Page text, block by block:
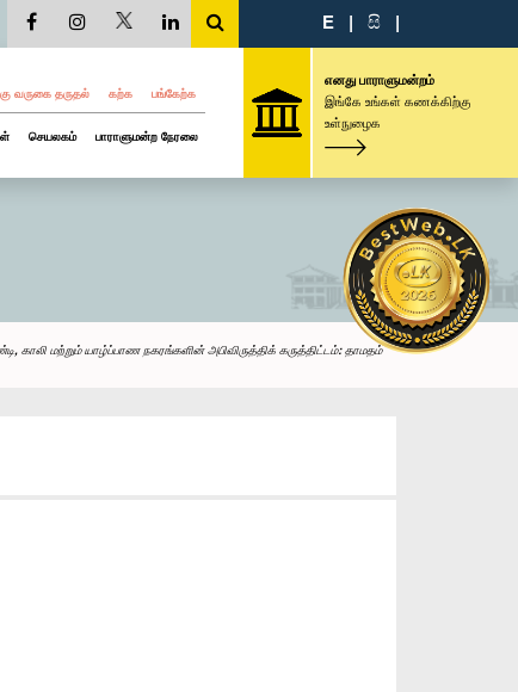
E | සි |
வருகை தருதல் கற்க பங்கேற்க
செயலகம் பாராளுமன்ற நேரலை
எனது பாராளுமன்றம்
இங்கே உங்கள் கணக்கிற்கு
உள்நுழைக
காலி மற்றும் யாழ்ப்பாண நகரங்களின் அபிவிருத்திக் கருத்திட்டம்: தாமதம்